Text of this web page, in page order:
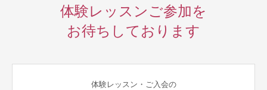
体験レッスンご参加を
お待ちしております
体験レッスン・ご入会の